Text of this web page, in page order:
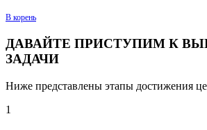
В корень
ДАВАЙТЕ ПРИСТУПИМ К
ЗАДАЧИ
Ниже представлены этапы достижения
1